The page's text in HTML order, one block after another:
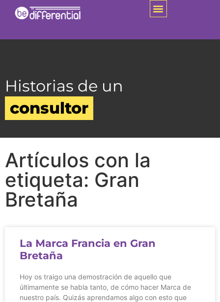
Historias de un
consultor
Artículos con la
etiqueta: Gran
Bretaña
La Marca Francia en Gran
Bretaña
Hoy os traigo una demostración de aquello que
últimamente se habla tanto, de cómo hacer Marca de
nuestro país. Quizás aprendamos algo con esto que